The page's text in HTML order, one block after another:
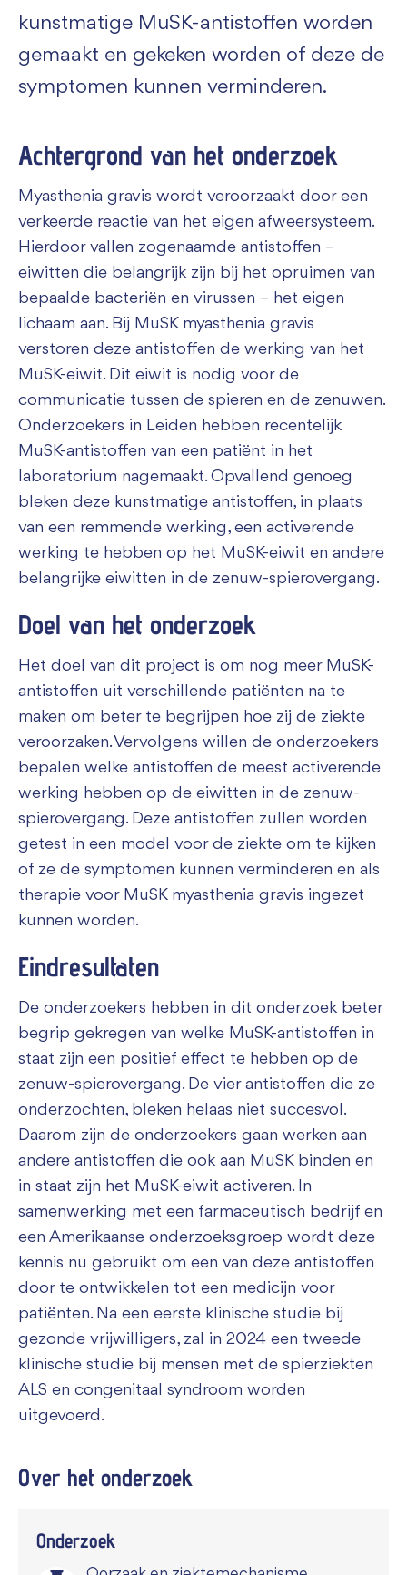
kunstmatige MuSK-antistoffen worden
gemaakt en gekeken worden of deze de
symptomen kunnen verminderen.
Achtergrond van het onderzoek
Myasthenia gravis wordt veroorzaakt door een
verkeerde reactie van het eigen afweersysteem.
Hierdoor vallen zogenaamde antistoffen –
eiwitten die belangrijk zijn bij het opruimen van
bepaalde bacteriën en virussen – het eigen
lichaam aan. Bij MuSK myasthenia gravis
verstoren deze antistoffen de werking van het
MuSK-eiwit. Dit eiwit is nodig voor de
communicatie tussen de spieren en de zenuwen.
Onderzoekers in Leiden hebben recentelijk
MuSK-antistoffen van een patiënt in het
laboratorium nagemaakt. Opvallend genoeg
bleken deze kunstmatige antistoffen, in plaats
van een remmende werking, een activerende
werking te hebben op het MuSK-eiwit en andere
belangrijke eiwitten in de zenuw-spierovergang.
Doel van het onderzoek
Het doel van dit project is om nog meer MuSK-
antistoffen uit verschillende patiënten na te
maken om beter te begrijpen hoe zij de ziekte
veroorzaken. Vervolgens willen de onderzoekers
bepalen welke antistoffen de meest activerende
werking hebben op de eiwitten in de zenuw-
spierovergang. Deze antistoffen zullen worden
getest in een model voor de ziekte om te kijken
of ze de symptomen kunnen verminderen en als
therapie voor MuSK myasthenia gravis ingezet
kunnen worden.
Eindresultaten
De onderzoekers hebben in dit onderzoek beter
begrip gekregen van welke MuSK-antistoffen in
staat zijn een positief effect te hebben op de
zenuw-spierovergang. De vier antistoffen die ze
onderzochten, bleken helaas niet succesvol.
Daarom zijn de onderzoekers gaan werken aan
andere antistoffen die ook aan MuSK binden en
in staat zijn het MuSK-eiwit activeren. In
samenwerking met een farmaceutisch bedrijf en
een Amerikaanse onderzoeksgroep wordt deze
kennis nu gebruikt om een van deze antistoffen
door te ontwikkelen tot een medicijn voor
patiënten. Na een eerste klinische studie bij
gezonde vrijwilligers, zal in 2024 een tweede
klinische studie bij mensen met de spierziekten
ALS en congenitaal syndroom worden
uitgevoerd.
Over het onderzoek
Onderzoek